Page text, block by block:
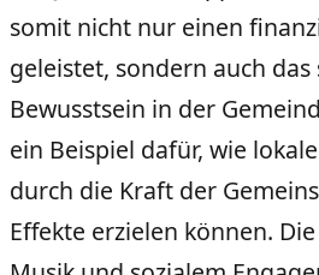
somit nicht nur einen
geleistet, sondern auch das
Bewusstsein in der
ein Beispiel dafür, wie
durch die Kraft der
Effekte erzielen können.